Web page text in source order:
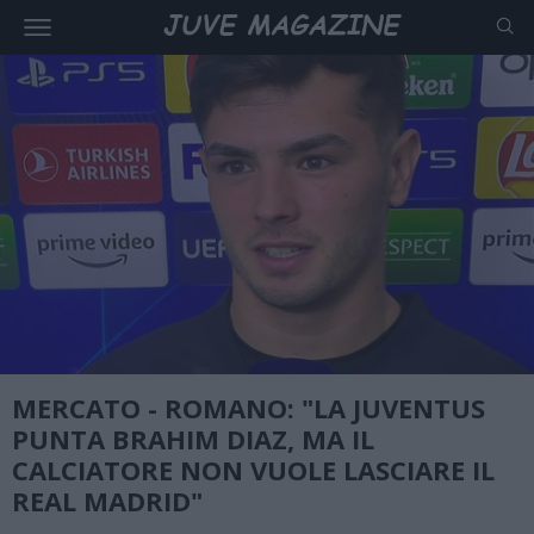
MERCATO - ROMANO: "LA JUVENTUS
PUNTA BRAHIM DIAZ, MA IL
CALCIATORE NON VUOLE LASCIARE IL
REAL MADRID"